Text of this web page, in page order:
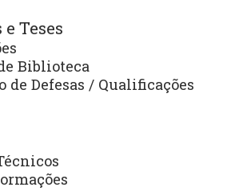
Teses
Biblioteca
de Defesas / Qualificações
2 3 4
de Atendimento:
Segunda à sexta
08:00 às 12:00